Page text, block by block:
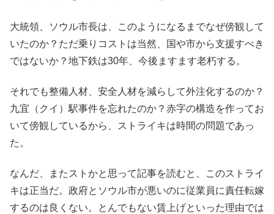
大統領、ソウル市長は、このようになるまでなぜ傍観して
いたのか？ただ乗りコストは当然、国や市から支援すべき
ではないか？地下鉄は30年、今後ますます老朽する。
それでも整備人材、安全人材を減らして外注化するのか？
九宜（クイ）駅事件を忘れたのか？赤字の構造を作ってお
いて傍観しているから、ストライキは時間の問題であっ
た。
なんだ、またストかと思って記事を読むと、このストライ
キは正当だ。政府とソウル市が悪いのに従業員に責任転嫁
するのは良くない。とんでもない賃上げといった理由では